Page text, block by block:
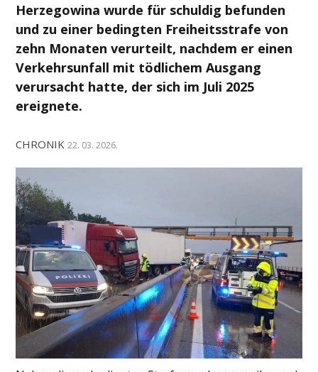
Herzegowina wurde für schuldig befunden
und zu einer bedingten Freiheitsstrafe von
zehn Monaten verurteilt, nachdem er einen
Verkehrsunfall mit tödlichem Ausgang
verursacht hatte, der sich im Juli 2025
ereignete.
CHRONIK 22. 03. 2026.